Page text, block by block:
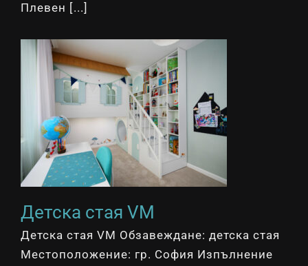
Плевен [...]
Детска стая VM
Детска стая VM Обзавеждане: детска стая
Местоположение: гр. София Изпълнение